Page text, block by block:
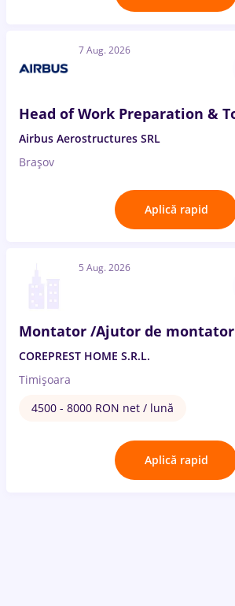
7 Aug. 2026
Head of Work Preparation &
Airbus Aerostructures SRL
Brașov
Aplică rapid
5 Aug. 2026
Montator /Ajutor de montator
COREPREST HOME S.R.L.
Timișoara
4500 - 8000 RON net / lună
Aplică rapid